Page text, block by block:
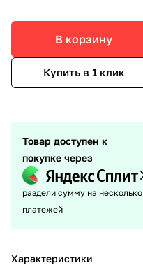
В корзину
Купить в 1 клик
Товар доступен к
покупке через
раздели сумму на несколько
платежей
Характеристики